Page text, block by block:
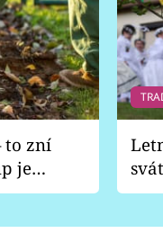
to zní
je